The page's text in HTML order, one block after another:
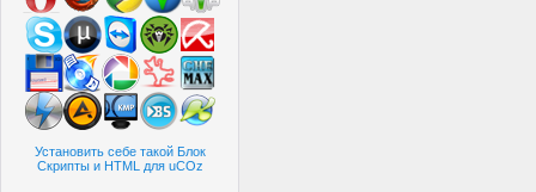
Установить себе такой Блок
Скрипты и HTML для uCOz